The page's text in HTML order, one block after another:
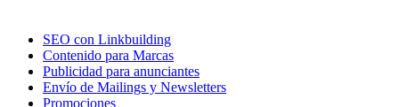
SEO con Linkbuilding
Contenido para Marcas
Publicidad para anunciantes
Envío de Mailings y Newsletters
Promociones